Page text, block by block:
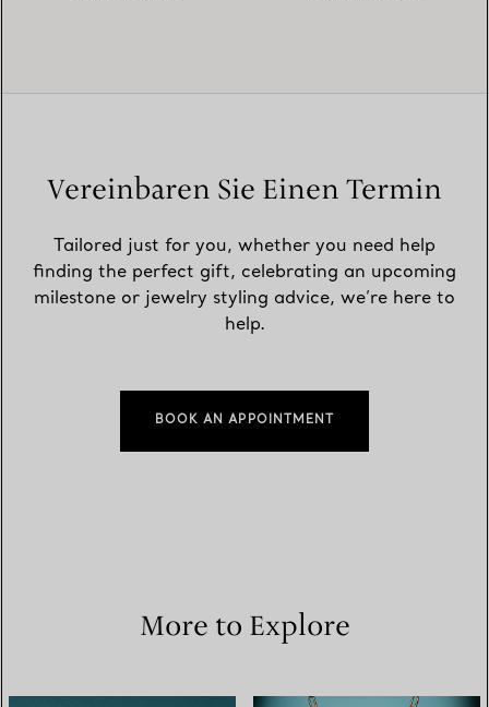
Vereinbaren Sie Einen Termin
Tailored just for you, whether you need help
finding the perfect gift, celebrating an upcoming
milestone or jewelry styling advice, we’re here to
help.
BOOK AN APPOINTMENT
More to Explore